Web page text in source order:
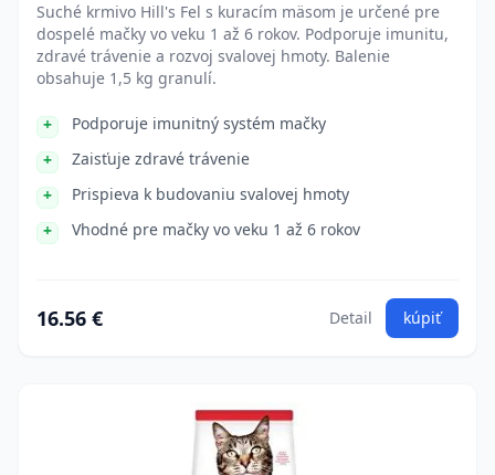
Suché krmivo Hill's Fel s kuracím mäsom je určené pre
dospelé mačky vo veku 1 až 6 rokov. Podporuje imunitu,
zdravé trávenie a rozvoj svalovej hmoty. Balenie
obsahuje 1,5 kg granulí.
Podporuje imunitný systém mačky
Zaisťuje zdravé trávenie
Prispieva k budovaniu svalovej hmoty
Vhodné pre mačky vo veku 1 až 6 rokov
16.56 € Detail kúpiť